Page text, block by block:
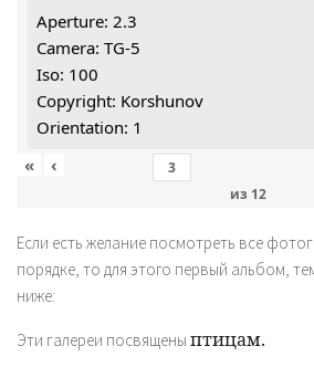
Aperture: 2.3
Camera: TG-5
Iso: 100
Copyright: Korshunov
Orientation: 1
«
‹
из 12
Если есть желание посмотреть все
порядке, то для этого первый альбом,
ниже:
Эти галереи посвящены птицам.